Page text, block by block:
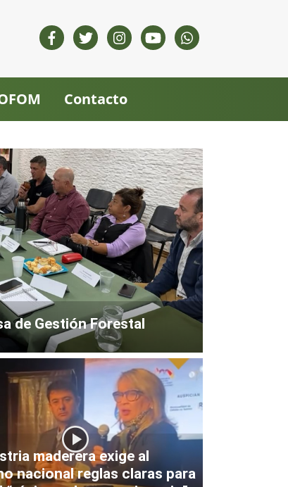
Contacto
de Gestión Forestal
maderera exige al
nacional reglas claras para